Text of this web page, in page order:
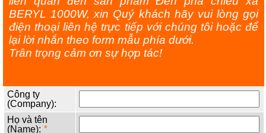
BERYL 1000W, xin Quý khách hãy vui lòng gọi
điện thoại liên hệ trực tiếp với chúng tôi hoặc để
lại lời nhắn theo form mẫu phía dưới.
Trân trọng cảm ơn sự hợp tác!
Công ty
(Company):
Họ và tên
(Name): *